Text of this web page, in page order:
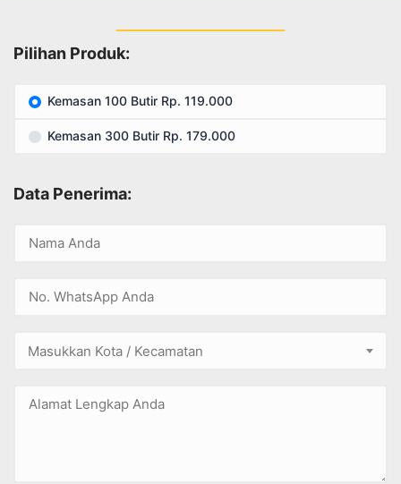
Pilihan Produk:
Kemasan 100 Butir Rp. 119.000
Kemasan 300 Butir Rp. 179.000
Data Penerima:
Masukkan Kota / Kecamatan